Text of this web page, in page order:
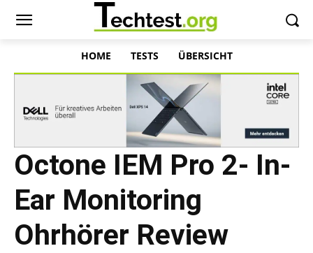
HOME TESTS ÜBERSICHT
Octone IEM Pro 2- In-
Ear Monitoring
Ohrhörer Review